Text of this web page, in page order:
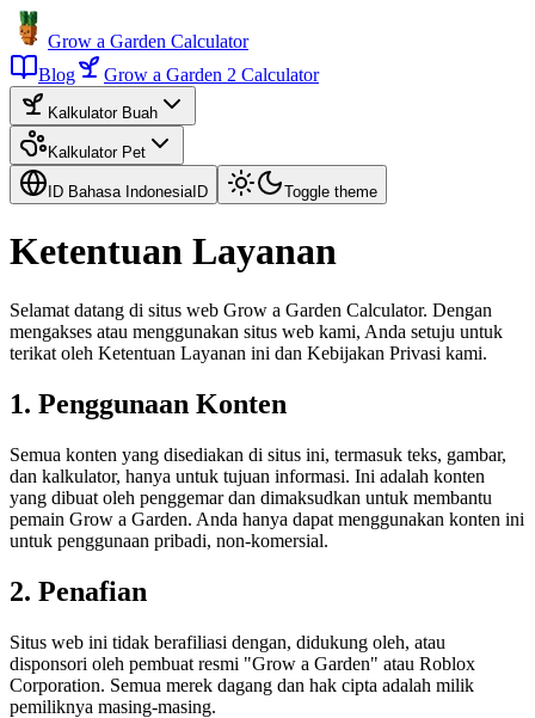
Grow a Garden Calculator
Blog
Grow a Garden 2 Calculator
Kalkulator Buah
Kalkulator Pet
ID Bahasa IndonesiaID Toggle theme
Ketentuan Layanan
Selamat datang di situs web Grow a Garden Calculator. Dengan
mengakses atau menggunakan situs web kami, Anda setuju untuk
terikat oleh Ketentuan Layanan ini dan Kebijakan Privasi kami.
1. Penggunaan Konten
Semua konten yang disediakan di situs ini, termasuk teks, gambar,
dan kalkulator, hanya untuk tujuan informasi. Ini adalah konten
yang dibuat oleh penggemar dan dimaksudkan untuk membantu
pemain Grow a Garden. Anda hanya dapat menggunakan konten ini
untuk penggunaan pribadi, non-komersial.
2. Penafian
Situs web ini tidak berafiliasi dengan, didukung oleh, atau
disponsori oleh pembuat resmi "Grow a Garden" atau Roblox
Corporation. Semua merek dagang dan hak cipta adalah milik
pemiliknya masing-masing.